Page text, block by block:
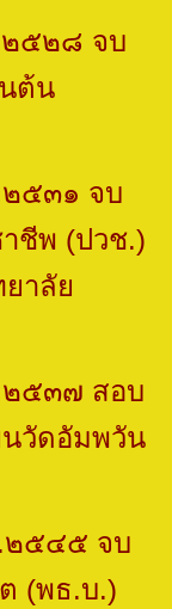
จบ
ต้น
จบ
ชีพ (ปวช.)
าลัย
สอบ
นวัดอัมพวัน
จบ
(พธ.บ.)